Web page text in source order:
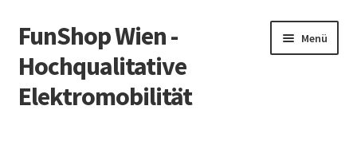
Zur
Navigation
springen
Zum
Inhalt
springen
FunShop Wien -
Hochqualitative
Elektromobilität
Menü